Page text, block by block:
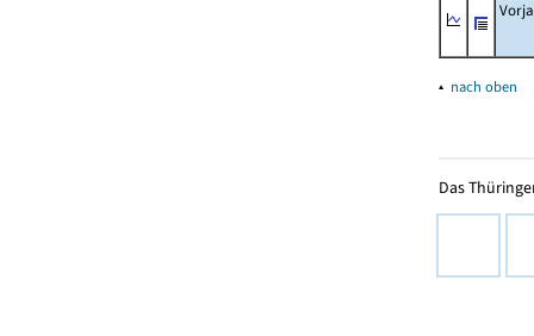
▴ nach oben
Das